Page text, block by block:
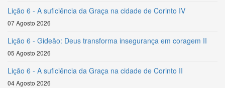
Lição 6 - A suficiência da Graça na cidade de Corinto IV
07 Agosto 2026
Lição 6 - Gideão: Deus transforma insegurança em coragem II
05 Agosto 2026
Lição 6 - A suficiência da Graça na cidade de Corinto II
04 Agosto 2026